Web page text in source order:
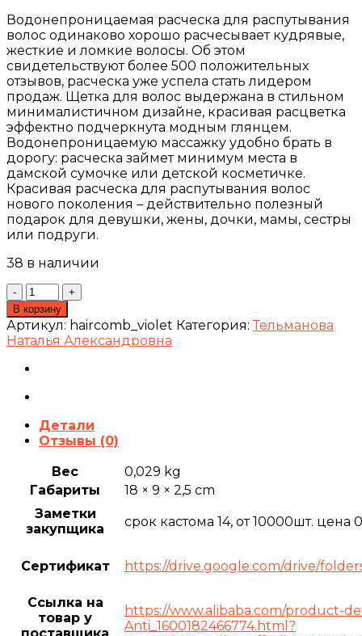
Водонепроницаемая расческа для распутывания
волос одинаково хорошо расчесывает кудрявые,
жесткие и ломкие волосы. Об этом
свидетельствуют более 500 положительных
отзывов, расческа уже успела стать лидером
продаж. Щетка для волос выдержана в стильном
минималистичном дизайне, красивая расцветка
эффектно подчеркнута модным глянцем.
Водонепроницаемую массажку удобно брать в
дорогу: расческа займет минимум места в
дамской сумочке или детской косметичке.
Красивая расческа для распутывания волос
нового поколения – действительно полезный
подарок для девушки, жены, дочки, мамы, сестры
или подруги.
38 в наличии
Количество
товара
Расческа
для
волос
фиолетовая
В корзину
Артикул: haircomb_violet Категория: Тельманова
Наталья Александровна
Детали
Отзывы (0)
Вес
0,029 kg
Габариты
18 × 9 × 2,5 cm
Заметки
закупщика
срок кастома 14, от 10000шт. цена
Сертификат https://drive.google.com/drive/
Ссылка на
товар у
https://www.alibaba.com/product-
Anti_1600182466774.html?